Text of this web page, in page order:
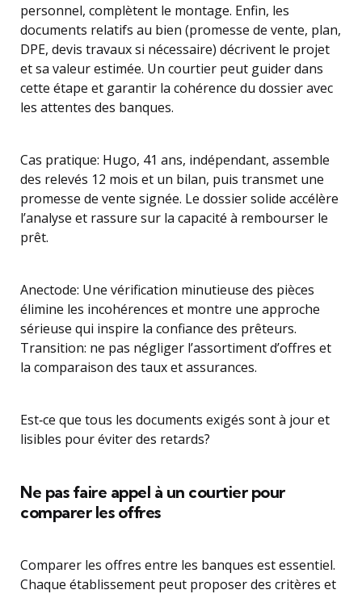
personnel, complètent le montage. Enfin, les
documents relatifs au bien (promesse de vente, plan,
DPE, devis travaux si nécessaire) décrivent le projet
et sa valeur estimée. Un courtier peut guider dans
cette étape et garantir la cohérence du dossier avec
les attentes des banques.
Cas pratique: Hugo, 41 ans, indépendant, assemble
des relevés 12 mois et un bilan, puis transmet une
promesse de vente signée. Le dossier solide accélère
l’analyse et rassure sur la capacité à rembourser le
prêt.
Anectode: Une vérification minutieuse des pièces
élimine les incohérences et montre une approche
sérieuse qui inspire la confiance des prêteurs.
Transition: ne pas négliger l’assortiment d’offres et
la comparaison des taux et assurances.
Est‑ce que tous les documents exigés sont à jour et
lisibles pour éviter des retards?
Ne pas faire appel à un courtier pour
comparer les offres
Comparer les offres entre les banques est essentiel.
Chaque établissement peut proposer des critères et